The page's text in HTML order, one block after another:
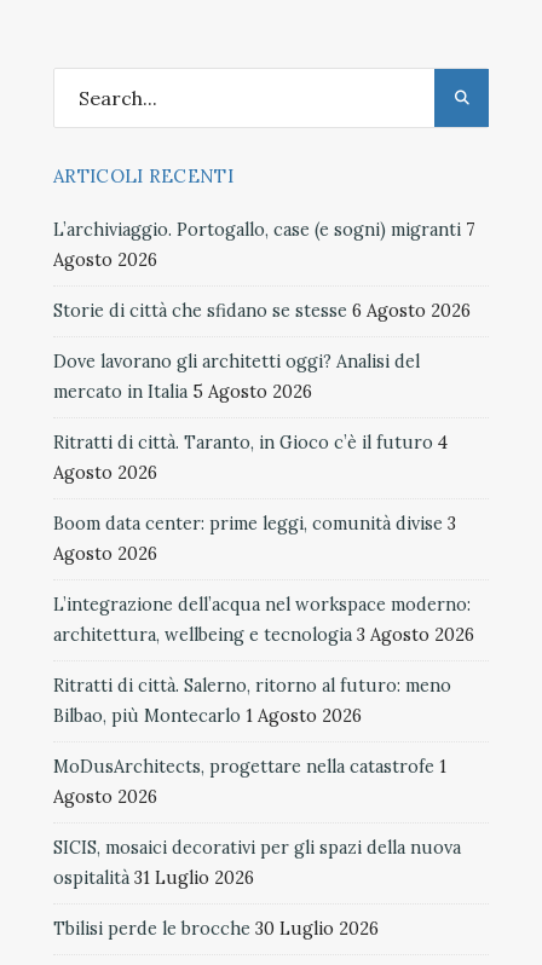
ARTICOLI RECENTI
L’archiviaggio. Portogallo, case (e sogni) migranti 7
Agosto 2026
Storie di città che sfidano se stesse 6 Agosto 2026
Dove lavorano gli architetti oggi? Analisi del
mercato in Italia 5 Agosto 2026
Ritratti di città. Taranto, in Gioco c’è il futuro 4
Agosto 2026
Boom data center: prime leggi, comunità divise 3
Agosto 2026
L’integrazione dell’acqua nel workspace moderno:
architettura, wellbeing e tecnologia 3 Agosto 2026
Ritratti di città. Salerno, ritorno al futuro: meno
Bilbao, più Montecarlo 1 Agosto 2026
MoDusArchitects, progettare nella catastrofe 1
Agosto 2026
SICIS, mosaici decorativi per gli spazi della nuova
ospitalità 31 Luglio 2026
Tbilisi perde le brocche 30 Luglio 2026